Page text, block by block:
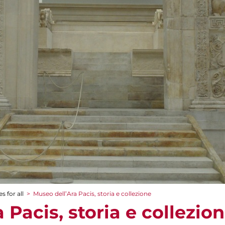
for all > Museo dell’Ara Pacis, storia e collezione
Pacis, storia e